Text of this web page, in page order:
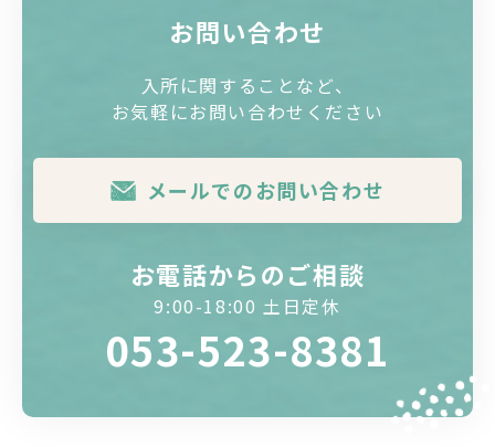
お問い合わせ
入所に関することなど、
お気軽にお問い合わせください
メールでのお問い合わせ
お電話からのご相談
9:00-18:00 土日定休
053-523-8381